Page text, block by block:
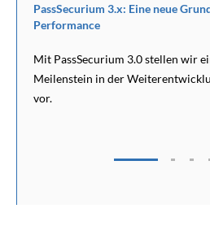
für Sicherheit und
wichtigen
Plattform
Cybersecurity-
Ein neues
Entscheidungen